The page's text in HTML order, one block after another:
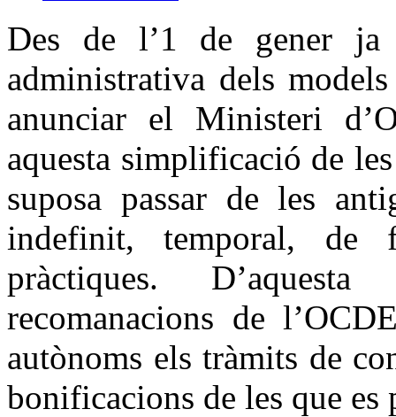
Des de l’1 de gener
administrativa dels
anunciar el Ministeri
aquesta simplificació de
suposa passar de les
indefinit, temporal, de
pràctiques.
recomanacions de
autònoms els tràmits de
bonificacions de les que es